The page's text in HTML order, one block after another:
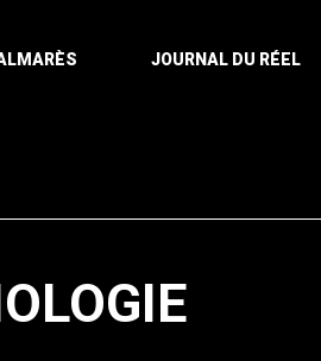
JOURNAL DU RÉEL